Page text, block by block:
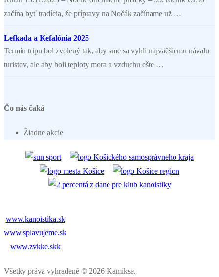
začína byť tradícia, že prípravy na Nočák začíname už …
Lefkada a Kefalónia 2025
Termín tripu bol zvolený tak, aby sme sa vyhli najväčšiemu návalu
turistov, ale aby boli teploty mora a vzduchu ešte …
Čo nás čaká
Žiadne akcie
www.kanoistika.sk
www.splavujeme.sk
www.zvkke.skk
Všetky práva vyhradené © 2026 Kamikse.